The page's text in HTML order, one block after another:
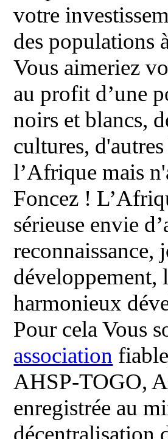
votre
des populations
Vous aimeriez
au profit d’une
noirs et blancs,
cultures,
l’Afrique mais
Foncez !
sérieuse envie
reconnaissance,
développement,
harmonieux
Pour cela Vous
association
AHSP-TOGO,
enregistrée au
décentralisation